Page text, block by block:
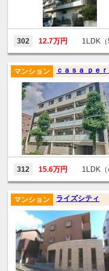
302 12.7万円 1LDK（
ｃａｓａ ｐｅ
マンション
312 15.6万円 1LDK（
ライズシティ
マンション